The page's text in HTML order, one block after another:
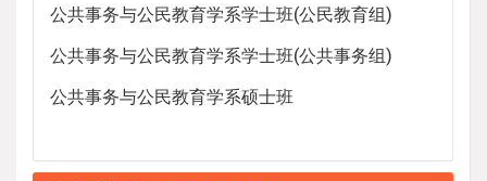
公共事务与公民教育学系学士班(公民教育组)
公共事务与公民教育学系学士班(公共事务组)
公共事务与公民教育学系硕士班